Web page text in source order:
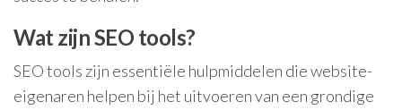
Wat zijn SEO tools?
SEO tools zijn essentiële hulpmiddelen die website-
eigenaren helpen bij het uitvoeren van een grondige